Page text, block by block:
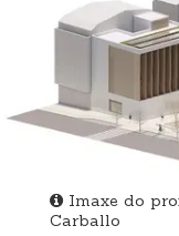
Imaxe do
Carballo